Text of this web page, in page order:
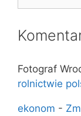
Fotograf
rolnictwie
ekonom -